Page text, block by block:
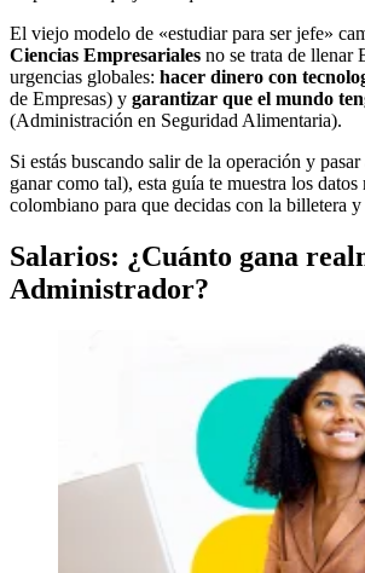
El viejo modelo de «estudiar para ser jefe»
Ciencias Empresariales no se trata de llenar
urgencias globales: hacer dinero con
de Empresas) y garantizar que el mundo
(Administración en Seguridad Alimentaria).
Si estás buscando salir de la operación y
ganar como tal), esta guía te muestra los datos
colombiano para que decidas con la billetera
Salarios: ¿Cuánto gana
Administrador?